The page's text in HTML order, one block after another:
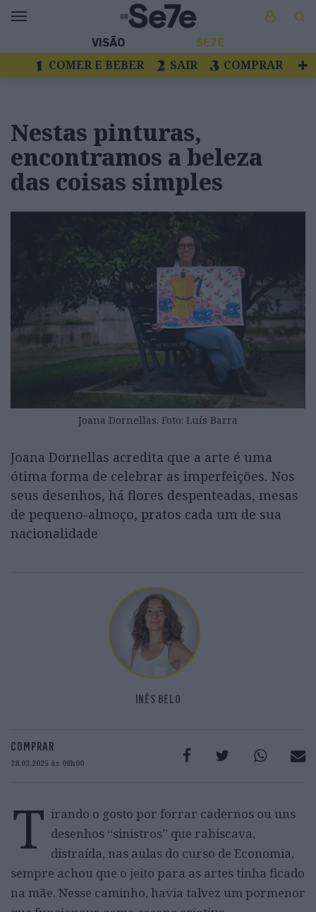
VISÃO SE7E
COMER E BEBER SAIR
COMPRAR
Nestas pinturas,
encontramos a beleza
das coisas simples
Joana Dornellas. Foto: Luís Barra
Joana Dornellas acredita que a arte é uma
ótima forma de celebrar as imperfeições. Nos
seus desenhos, há flores despenteadas, mesas
de pequeno-almoço, pratos cada um de sua
nacionalidade
INÊS BELO
COMPRAR
28.03.2025 às 08h00
T irando o gosto por forrar cadernos ou uns
desenhos “sinistros” que rabiscava,
distraída, nas aulas do curso de Economia,
sempre achou que o jeito para as artes tinha ficado
na mãe. Nesse caminho, havia talvez um pormenor